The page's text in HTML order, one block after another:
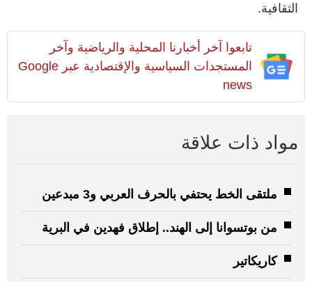
الثقافية.
تابعوا آخر أخبارنا المحلية والرياضية وآخر
المستجدات السياسية والإقتصادية عبر Google
news
مواد ذات علاقة
ملتقى الخط يحتفي بالحرف العربي و3 مبدعين
من بوتسوانا إلى الهند.. إطلاق فهدين في البرية
كاريكاتير